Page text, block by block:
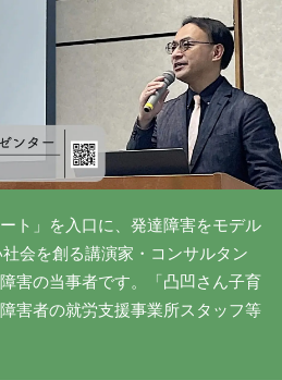
ト」を入口に、発達障害をモデル
会を創る講演家・コンサルタン
害の当事者です。「凸凹さん子育
害者の就労支援事業所スタッフ等